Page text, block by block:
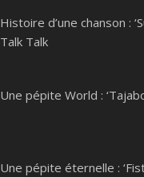
Histoire d’une chanson :
Talk Talk
Une pépite World :
Une pépite éternelle :